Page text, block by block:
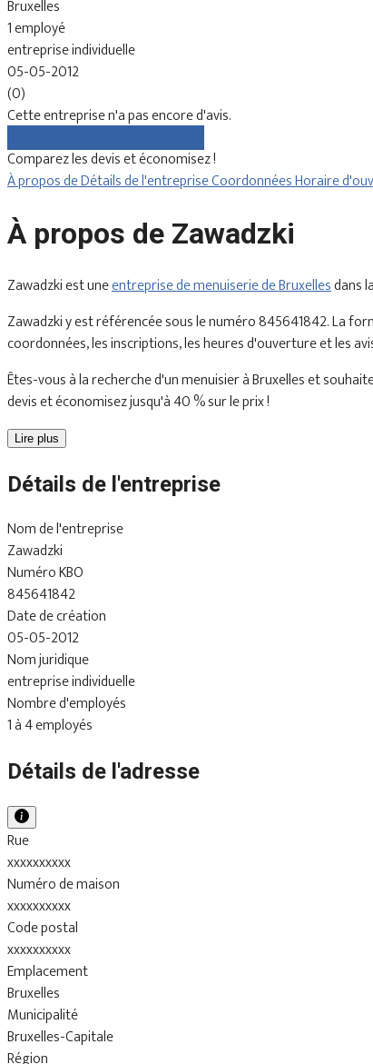
Bruxelles
1 employé
entreprise individuelle
05-05-2012
(0)
Cette entreprise n'a pas encore d'avis.
Comparez les devis et économisez !
À propos deDétails de l'entrepriseCoordonnéesHoraire
À propos de Zawadzki
Zawadzki est uneentreprise de menuiserie de Bruxellesdans
Zawadzki y est référencée sous le numéro 845641842. La
coordonnées, les inscriptions, les heures d'ouverture et les
Êtes-vous à la recherche d'un menuisier à Bruxelles et
devis et économisez jusqu'à 40 % sur le prix !
Lire plus
Détails de l'entreprise
Nom de l'entreprise
Zawadzki
Numéro KBO
845641842
Date de création
05-05-2012
Nom juridique
entreprise individuelle
Nombre d'employés
1 à 4 employés
Détails de l'adresse
Rue
xxxxxxxxxx
Numéro de maison
xxxxxxxxxx
Code postal
xxxxxxxxxx
Emplacement
Bruxelles
Municipalité
Bruxelles-Capitale
Région